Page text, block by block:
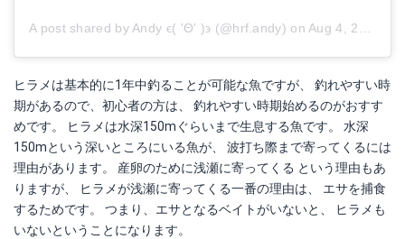
A post shared by Andy ϵ( 'Θ' )϶ (@hrf.andy) onAug 4, 2017 at 1:44am PDT
ヒラメは基本的に1年中釣ることが可能な魚ですが、 釣れやすい時
期があるので、初心者の方は、 釣れやすい時期始めるのがおすす
めです。 ヒラメは水深150mぐらいまで生息する魚です。 水深
150mという深いところにいる魚が、 波打ち際まで寄ってくるには
理由があります。 産卵のために浅瀬に寄ってくる という理由もあ
りますが、 ヒラメが浅瀬に寄ってくる一番の理由は、 エサを捕食
するためです。 つまり、エサとなるベイトがいないと、 ヒラメも
いないということになります。